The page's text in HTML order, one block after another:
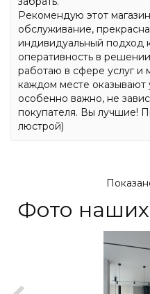
Рекомендую этот
обслуживание,
индивидуальный подход
оперативность в
работаю в сфере услуг и
каждом месте оказывают
особенно важно, не
покупателя. Вы лучшие!
люстрой)
Фото